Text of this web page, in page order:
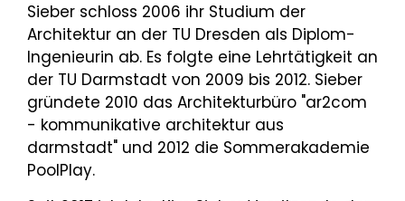
Sieber schloss 2006 ihr Studium der
Architektur an der TU Dresden als Diplom-
Ingenieurin ab. Es folgte eine Lehrtätigkeit an
der TU Darmstadt von 2009 bis 2012. Sieber
gründete 2010 das Architekturbüro "ar2com
- kommunikative architektur aus
darmstadt" und 2012 die Sommerakademie
PoolPlay.